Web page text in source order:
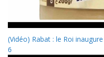
(Vidéo) Rabat : le Roi
6